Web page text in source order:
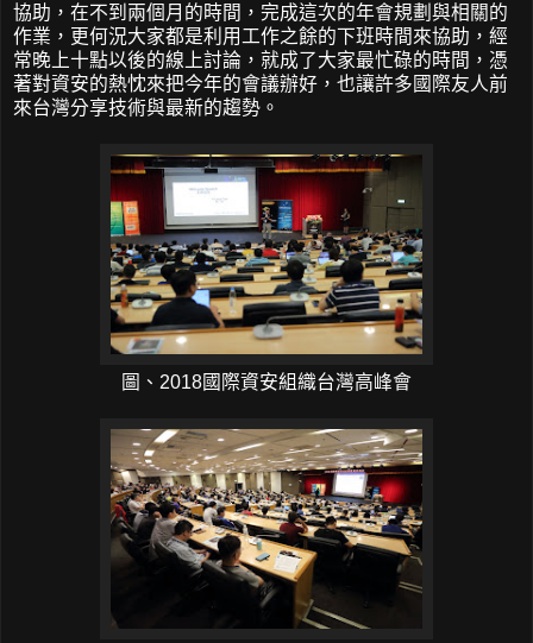
協助，在不到兩個月的時間，完成這次的年會規劃與相關的
作業，更何況大家都是利用工作之餘的下班時間來協助，經
常晚上十點以後的線上討論，就成了大家最忙碌的時間，憑
著對資安的熱忱來把今年的會議辦好，也讓許多國際友人前
來台灣分享技術與最新的趨勢。
圖、2018國際資安組織台灣高峰會